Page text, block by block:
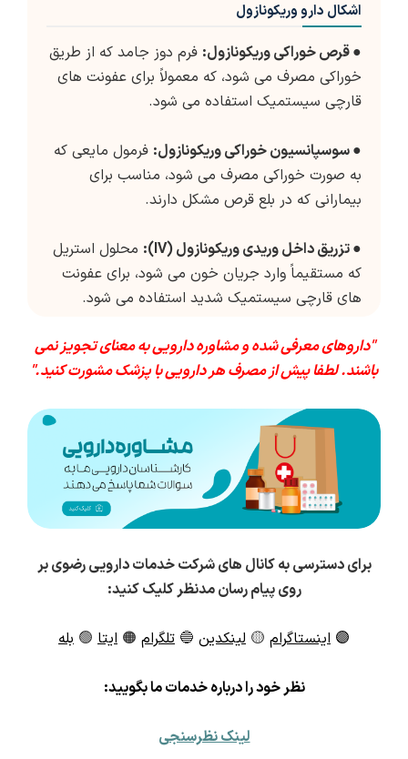
اشکال دارو وریکونازول
●قرص خوراکی وریکونازول: فرم دوز جامد که از طریق
خوراکی مصرف می شود، که معمولاً برای عفونت های
قارچی سیستمیک استفاده می شود.
●سوسپانسیون خوراکی وریکونازول: فرمول مایعی که
به صورت خوراکی مصرف می شود، مناسب برای
بیمارانی که در بلع قرص مشکل دارند.
●تزریق داخل وریدی وریکونازول (IV):
محلول استریل
که مستقیماً وارد جریان خون می شود، برای عفونت
های قارچی سیستمیک شدید استفاده می شود.
"داروهای معرفی شده و مشاوره دارویی به معنای تجویز نمی
باشند. لطفا پیش از مصرف هر دارویی با پزشک مشورت کنید."
برای دسترسی به کانال های شرکت خدمات دارویی رضوی بر
روی پیام رسان مدنظر کلیک کنید:
🟣 اینستاگرام 🟡 لینکدین 🔵 تلگرام 🟠 ایتا 🟢 بله
نظر خود را درباره خدمات ما بگویید:
لینک نظرسنجی